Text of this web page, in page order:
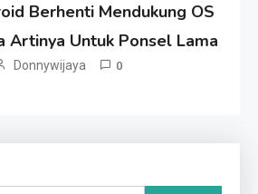
Berhenti Mendukung OS
Artinya Untuk Ponsel Lama
Donnywijaya 0